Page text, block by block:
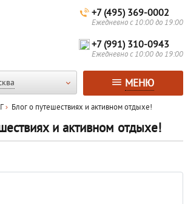
+7 (495) 369-0002
Ежедневно с 10:00 до 19:00
+7 (991) 310-0943
Ежедневно с 10:00 до 19:00
МЕНЮ
Блог о путешествиях и активном отдыхе!
и активном отдыхе!